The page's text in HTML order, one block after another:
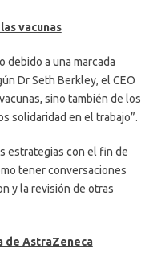
vacunas
debido a una marcada
Dr Seth Berkley, el CEO
sino también de los
solidaridad en el trabajo”.
estrategias con el fin de
tener conversaciones
y la revisión de otras
de AstraZeneca